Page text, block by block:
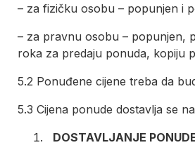
– za fizičku osobu – popunjen i
– za pravnu osobu – popunjen,
roka za predaju ponuda, kopiju
5.2 Ponuđene cijene treba da
5.3 Cijena ponude dostavlja se
DOSTAVLJANJE